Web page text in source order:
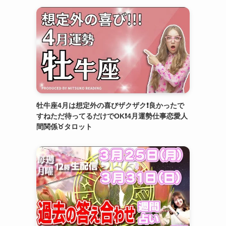
牡牛座4月は想定外の喜びザクザク❗️良かったで
すねただ待ってるだけでOK❗️4月運勢仕事恋愛人
間関係♉️タロット